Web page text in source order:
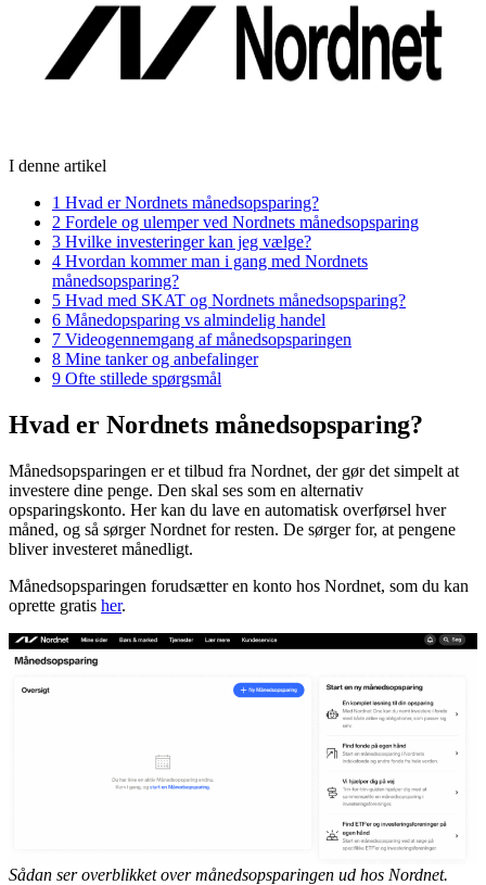
I denne artikel
1 Hvad er Nordnets månedsopsparing?
2 Fordele og ulemper ved Nordnets månedsopsparing
3 Hvilke investeringer kan jeg vælge?
4 Hvordan kommer man i gang med Nordnets
månedsopsparing?
5 Hvad med SKAT og Nordnets månedsopsparing?
6 Månedopsparing vs almindelig handel
7 Videogennemgang af månedsopsparingen
8 Mine tanker og anbefalinger
9 Ofte stillede spørgsmål
Hvad er Nordnets månedsopsparing?
Månedsopsparingen er et tilbud fra Nordnet, der gør det simpelt at
investere dine penge. Den skal ses som en alternativ
opsparingskonto. Her kan du lave en automatisk overførsel hver
måned, og så sørger Nordnet for resten. De sørger for, at pengene
bliver investeret månedligt.
Månedsopsparingen forudsætter en konto hos Nordnet, som du kan
oprette gratis her.
Sådan ser overblikket over månedsopsparingen ud hos Nordnet.